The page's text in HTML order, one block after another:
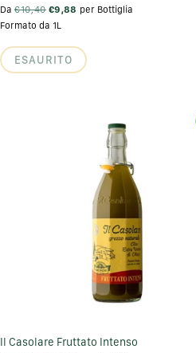
Da €10,40 €9,88 per Bottiglia
Formato da 1L
ESAURITO
Il Casolare Fruttato Intenso